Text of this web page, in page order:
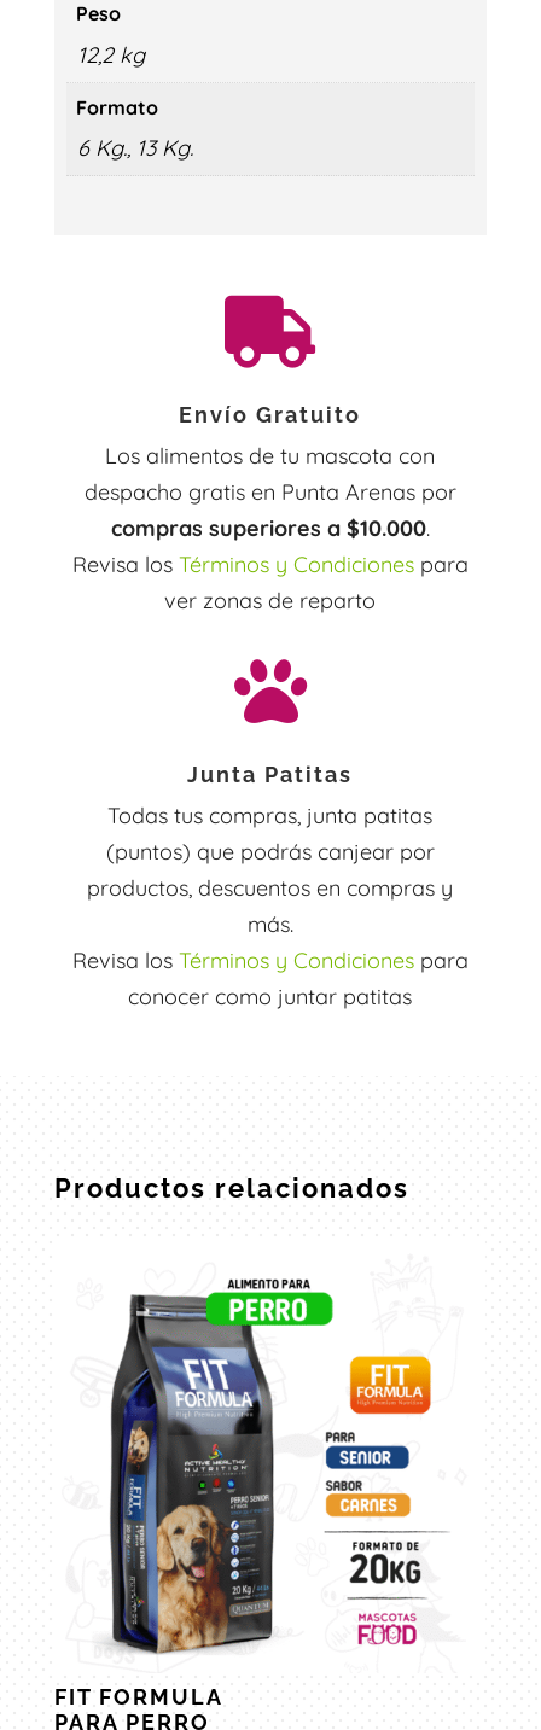
Peso
12,2 kg
Formato
6 Kg., 13 Kg.

Envío Gratuito
Los alimentos de tu mascota con
despacho gratis en Punta Arenas por
compras superiores a $10.000.
Revisa los Términos y Condicionespara
ver zonas de reparto

Junta Patitas
Todas tus compras, junta patitas
(puntos) que podrás canjear por
productos, descuentos en compras y
más.
Revisa los Términos y Condicionespara
conocer como juntar patitas
Productos relacionados
FIT FORMULA
PARA PERRO